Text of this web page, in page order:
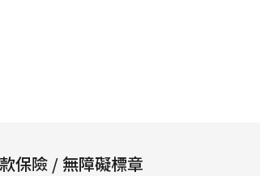
保險 / 無障礙標章